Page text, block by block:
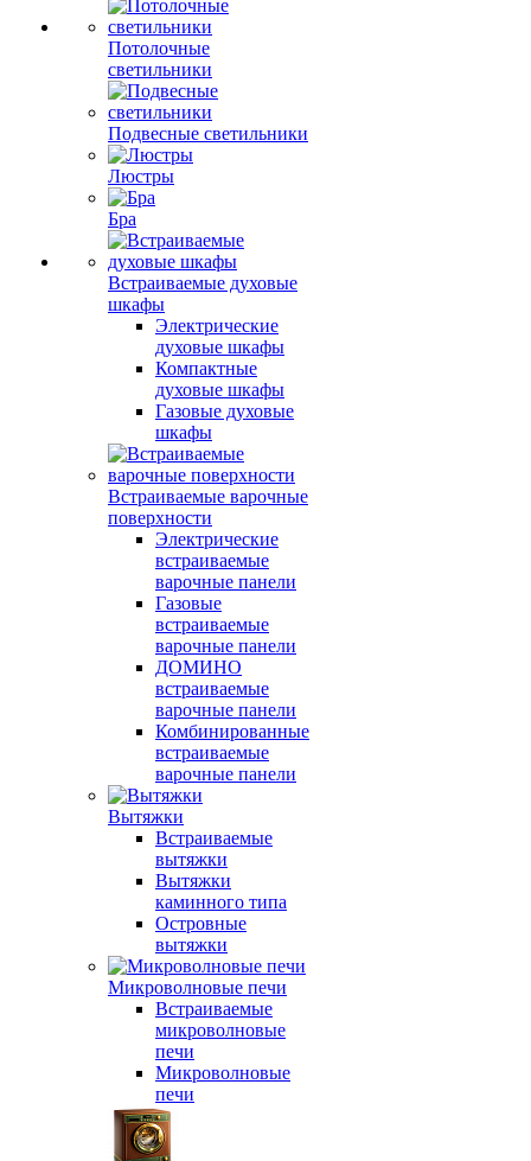
Потолочные
светильники
Подвесные светильники
Люстры
Бра
Встраиваемые духовые
шкафы
Электрические
духовые шкафы
Компактные
духовые шкафы
Газовые духовые
шкафы
Встраиваемые варочные
поверхности
Электрические
встраиваемые
варочные панели
Газовые
встраиваемые
варочные панели
ДОМИНО
встраиваемые
варочные панели
Комбинированные
встраиваемые
варочные панели
Вытяжки
Встраиваемые
вытяжки
Вытяжки
каминного типа
Островные
вытяжки
Микроволновые печи
Встраиваемые
микроволновые
печи
Микроволновые
печи